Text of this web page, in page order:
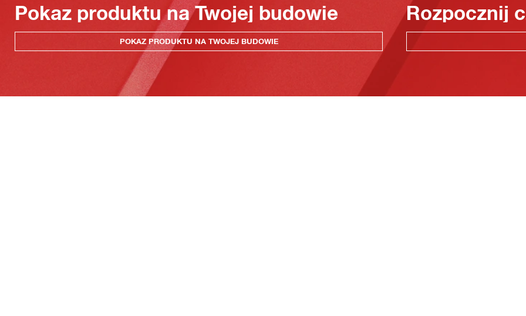
Pokaz produktu na Twojej budowie
POKAZ PRODUKTU NA TWOJEJ BUDOWIE
Rozpocznij